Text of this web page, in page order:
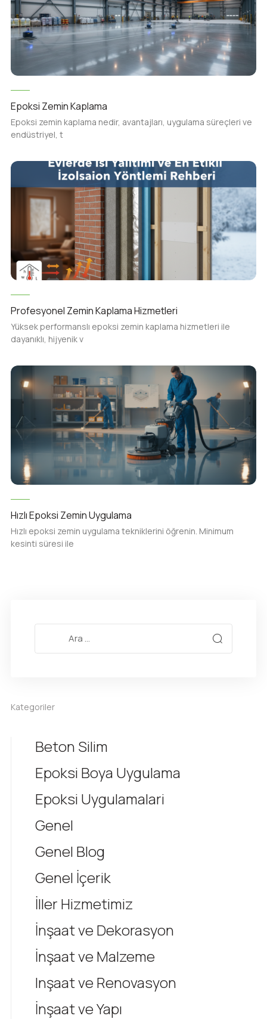
Epoksi Zemin Kaplama
Epoksi zemin kaplama nedir, avantajları, uygulama süreçleri ve
endüstriyel, t
Profesyonel Zemin Kaplama Hizmetleri
Yüksek performanslı epoksi zemin kaplama hizmetleri ile
dayanıklı, hijyenik v
Hızlı Epoksi Zemin Uygulama
Hızlı epoksi zemin uygulama tekniklerini öğrenin. Minimum
kesinti süresi ile
Kategoriler
Beton Silim
Epoksi Boya Uygulama
Epoksi Uygulamalari
Genel
Genel Blog
Genel İçerik
İller Hizmetimiz
İnşaat ve Dekorasyon
İnşaat ve Malzeme
Inşaat ve Renovasyon
İnşaat ve Yapı